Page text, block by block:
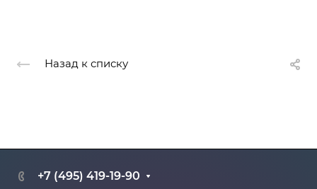
Назад к списку
+7 (495) 419-19-90